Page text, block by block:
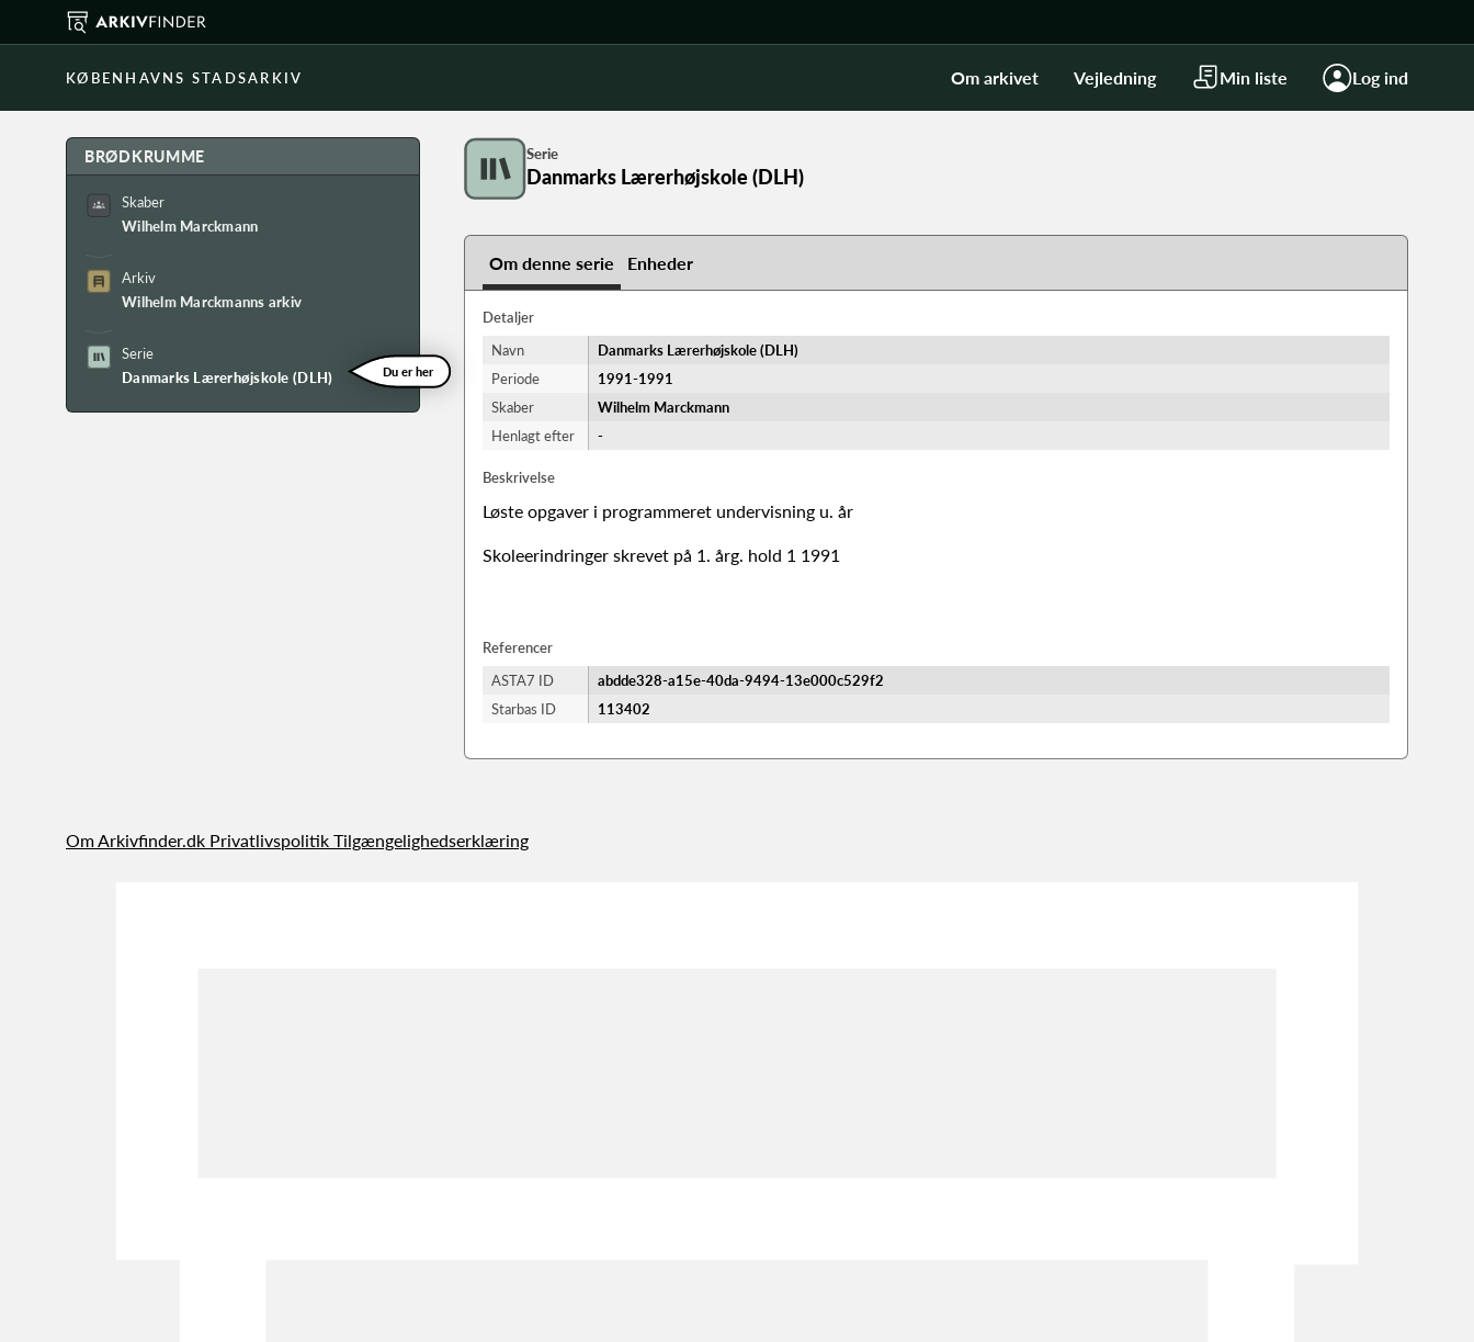
KØBENHAVNS STADSARKIV Om arkivet Vejledning Min liste Log ind
BRØDKRUMME
Skaber
Wilhelm Marckmann
Arkiv
Wilhelm Marckmanns arkiv
Serie
Danmarks Lærerhøjskole (DLH)
Du er her
Serie
Danmarks Lærerhøjskole (DLH)
Om denne serie Enheder
Detaljer
Navn
Danmarks Lærerhøjskole (DLH)
Periode
1991-​1991
Skaber
Wilhelm Marckmann
Henlagt efter
-
Beskrivelse
Løste opgaver i programmeret undervisning u. år
Skoleerindringer skrevet på 1. årg. hold 1 1991
Referencer
ASTA7 ID
abdde328-a15e-40da-9494-13e000c529f2
Starbas ID
113402
Om Arkivfinder.dk Privatlivspolitik Tilgængelighedserklæring